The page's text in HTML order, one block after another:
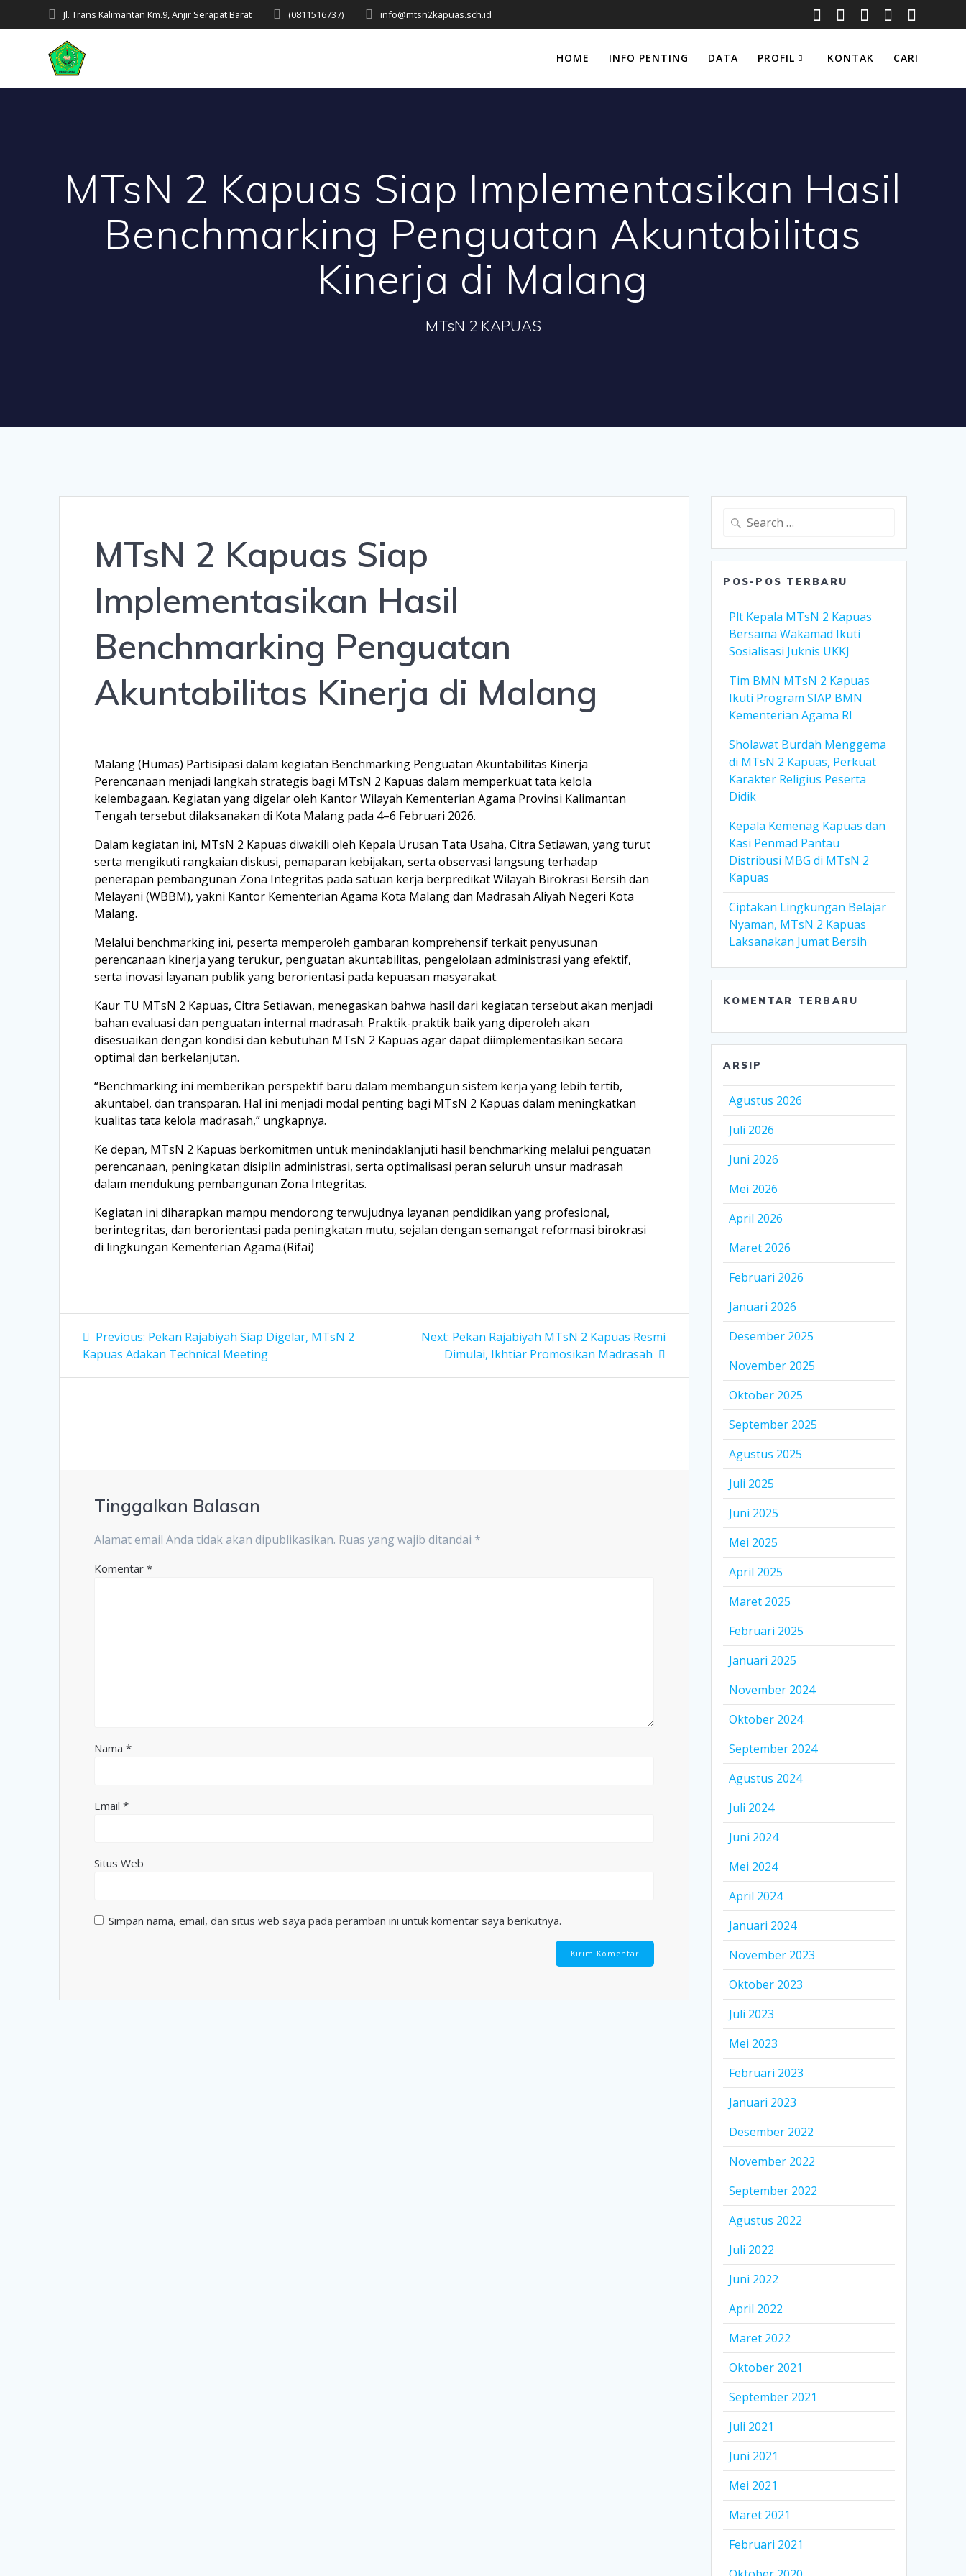
to
Jl. Trans Kalimantan Km.9, Anjir Serapat Barat (0811516737) info@mtsn2kapuas.sch.id
HOME INFO PENTING DATA PROFIL KONTAK CARI
MTsN 2 Kapuas Siap Implementasikan Hasil
Benchmarking Penguatan Akuntabilitas
Kinerja di Malang
MTsN 2 KAPUAS
MTsN 2 Kapuas Siap
Implementasikan Hasil
Benchmarking Penguatan
Akuntabilitas Kinerja di Malang
Malang (Humas) Partisipasi dalam kegiatan Benchmarking Penguatan Akuntabilitas Kinerja
Perencanaan menjadi langkah strategis bagi MTsN 2 Kapuas dalam memperkuat tata kelola
kelembagaan. Kegiatan yang digelar oleh Kantor Wilayah Kementerian Agama Provinsi Kalimantan
Tengah tersebut dilaksanakan di Kota Malang pada 4–6 Februari 2026.
Dalam kegiatan ini, MTsN 2 Kapuas diwakili oleh Kepala Urusan Tata Usaha, Citra Setiawan, yang turut
serta mengikuti rangkaian diskusi, pemaparan kebijakan, serta observasi langsung terhadap
penerapan pembangunan Zona Integritas pada satuan kerja berpredikat Wilayah Birokrasi Bersih dan
Melayani (WBBM), yakni Kantor Kementerian Agama Kota Malang dan Madrasah Aliyah Negeri Kota
Malang.
Melalui benchmarking ini, peserta memperoleh gambaran komprehensif terkait penyusunan
perencanaan kinerja yang terukur, penguatan akuntabilitas, pengelolaan administrasi yang efektif,
serta inovasi layanan publik yang berorientasi pada kepuasan masyarakat.
Kaur TU MTsN 2 Kapuas, Citra Setiawan, menegaskan bahwa hasil dari kegiatan tersebut akan menjadi
bahan evaluasi dan penguatan internal madrasah. Praktik-praktik baik yang diperoleh akan
disesuaikan dengan kondisi dan kebutuhan MTsN 2 Kapuas agar dapat diimplementasikan secara
optimal dan berkelanjutan.
“Benchmarking ini memberikan perspektif baru dalam membangun sistem kerja yang lebih tertib,
akuntabel, dan transparan. Hal ini menjadi modal penting bagi MTsN 2 Kapuas dalam meningkatkan
kualitas tata kelola madrasah,” ungkapnya.
Ke depan, MTsN 2 Kapuas berkomitmen untuk menindaklanjuti hasil benchmarking melalui penguatan
perencanaan, peningkatan disiplin administrasi, serta optimalisasi peran seluruh unsur madrasah
dalam mendukung pembangunan Zona Integritas.
Kegiatan ini diharapkan mampu mendorong terwujudnya layanan pendidikan yang profesional,
berintegritas, dan berorientasi pada peningkatan mutu, sejalan dengan semangat reformasi birokrasi
di lingkungan Kementerian Agama.(Rifai)
Navigasi
pos
Previous: Previous
post:
Pekan Rajabiyah Siap Digelar, MTsN 2
Kapuas Adakan Technical Meeting
Next: Next
post:
Pekan Rajabiyah MTsN 2 Kapuas Resmi
Dimulai, Ikhtiar Promosikan Madrasah
Tinggalkan Balasan
Alamat email Anda tidak akan dipublikasikan. Ruas yang wajib ditandai *
Komentar*
Nama*
Email*
Situs Web
Simpan nama, email, dan situs web saya pada peramban ini untuk komentar saya berikutnya.
Search
POS-POS TERBARU
Plt Kepala MTsN 2 Kapuas
Bersama Wakamad Ikuti
Sosialisasi Juknis UKKJ
Tim BMN MTsN 2 Kapuas
Ikuti Program SIAP BMN
Kementerian Agama RI
Sholawat Burdah Menggema
di MTsN 2 Kapuas, Perkuat
Karakter Religius Peserta
Didik
Kepala Kemenag Kapuas dan
Kasi Penmad Pantau
Distribusi MBG di MTsN 2
Kapuas
Ciptakan Lingkungan Belajar
Nyaman, MTsN 2 Kapuas
Laksanakan Jumat Bersih
KOMENTAR TERBARU
ARSIP
Agustus 2026
Juli 2026
Juni 2026
Mei 2026
April 2026
Maret 2026
Februari 2026
Januari 2026
Desember 2025
November 2025
Oktober 2025
September 2025
Agustus 2025
Juli 2025
Juni 2025
Mei 2025
April 2025
Maret 2025
Februari 2025
Januari 2025
November 2024
Oktober 2024
September 2024
Agustus 2024
Juli 2024
Juni 2024
Mei 2024
April 2024
Januari 2024
November 2023
Oktober 2023
Juli 2023
Mei 2023
Februari 2023
Januari 2023
Desember 2022
November 2022
September 2022
Agustus 2022
Juli 2022
Juni 2022
April 2022
Maret 2022
Oktober 2021
September 2021
Juli 2021
Juni 2021
Mei 2021
Maret 2021
Februari 2021